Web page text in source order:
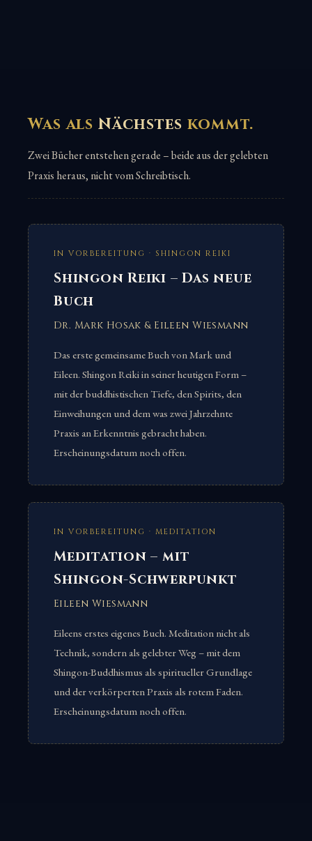
Was alsNächstes kommt.
Zwei Bücher entstehen gerade – beide aus der gelebten
Praxis heraus, nicht vom Schreibtisch.
IN VORBEREITUNG · SHINGON REIKI
Shingon Reiki – Das neue
Buch
Dr. Mark Hosak & Eileen Wiesmann
Das erste gemeinsame Buch von Mark und
Eileen. Shingon Reiki in seiner heutigen Form –
mit der buddhistischen Tiefe, den Spirits, den
Einweihungen und dem was zwei Jahrzehnte
Praxis an Erkenntnis gebracht haben.
Erscheinungsdatum noch offen.
IN VORBEREITUNG · MEDITATION
Meditation – mit
Shingon-Schwerpunkt
Eileen Wiesmann
Eileens erstes eigenes Buch. Meditation nicht als
Technik, sondern als gelebter Weg – mit dem
Shingon-Buddhismus als spiritueller Grundlage
und der verkörperten Praxis als rotem Faden.
Erscheinungsdatum noch offen.